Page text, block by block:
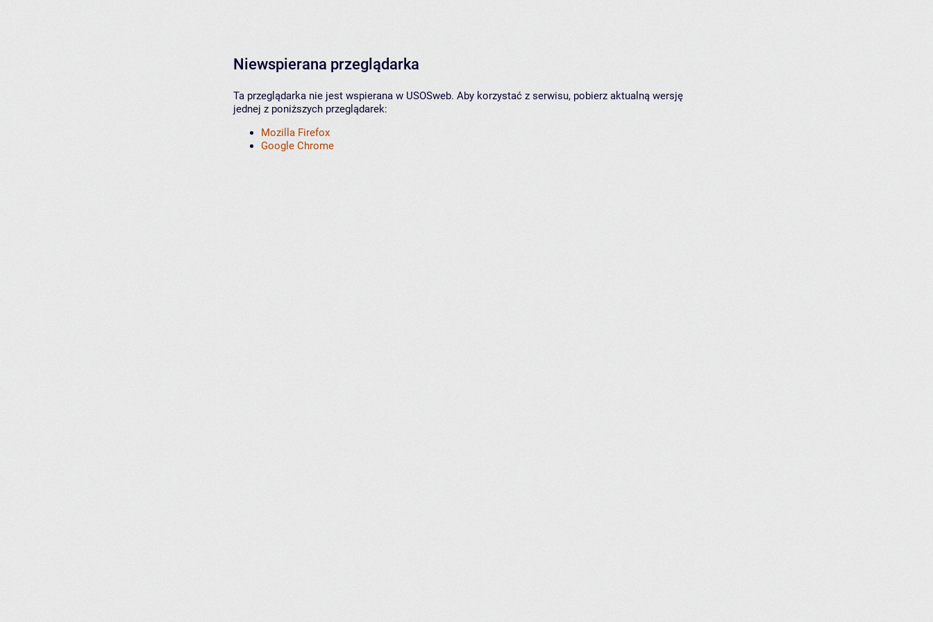
Niewspierana przeglądarka
Ta przeglądarka nie jest wspierana w USOSweb. Aby korzystać z serwisu, pobierz aktualną wersję
jednej z poniższych przeglądarek:
Mozilla Firefox
Google Chrome